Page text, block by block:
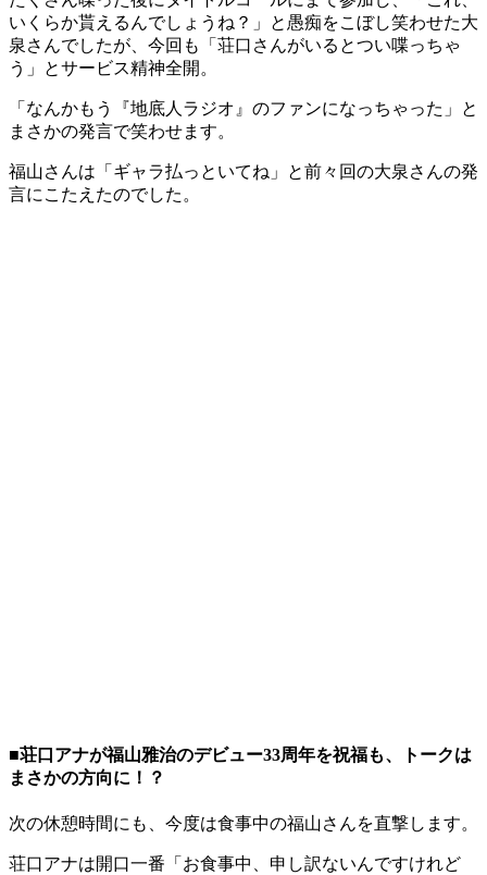
いくらか貰えるんでしょうね？」と愚痴をこぼし笑わせた大
泉さんでしたが、今回も「荘口さんがいるとつい喋っちゃ
う」とサービス精神全開。
「なんかもう『地底人ラジオ』のファンになっちゃった」と
まさかの発言で笑わせます。
福山さんは「ギャラ払っといてね」と前々回の大泉さんの発
言にこたえたのでした。
■荘口アナが福山雅治のデビュー33周年を祝福も、トークは
まさかの方向に！？
次の休憩時間にも、今度は食事中の福山さんを直撃します。
荘口アナは開口一番「お食事中、申し訳ないんですけれど